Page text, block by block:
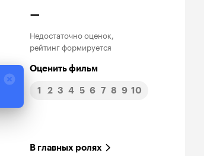
–
Недостаточно оценок,
рейтинг формируется
Оценить фильм
1 2 3 4 5 6 7 8 9 10
В главных ролях